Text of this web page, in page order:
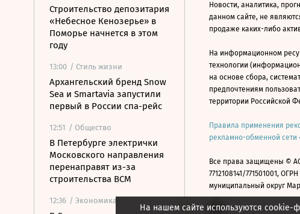
Строительство депозитария
«Небесное Кенозерье» в
Поморье начнется в этом
году
13:00 / Стиль жизни
Архангельский бренд Snow
Sea и Smartavia запустили
первый в России спа-рейс
12:51 / Общество
В Петербурге электрички
Московского направления
перенаправят из-за
строительства ВСМ
12:36 / Экономика
На нашем сайте используются cookie-
Новости, аналитика,
данном сайте, не
продаже каких-либо
На информационном
технологии
на основе сбора,
предпочтениям
территории Российской
Правила применения
рекламно-обменной сети
Все права защищены ©
7712108141/771501001,
муниципальный округ